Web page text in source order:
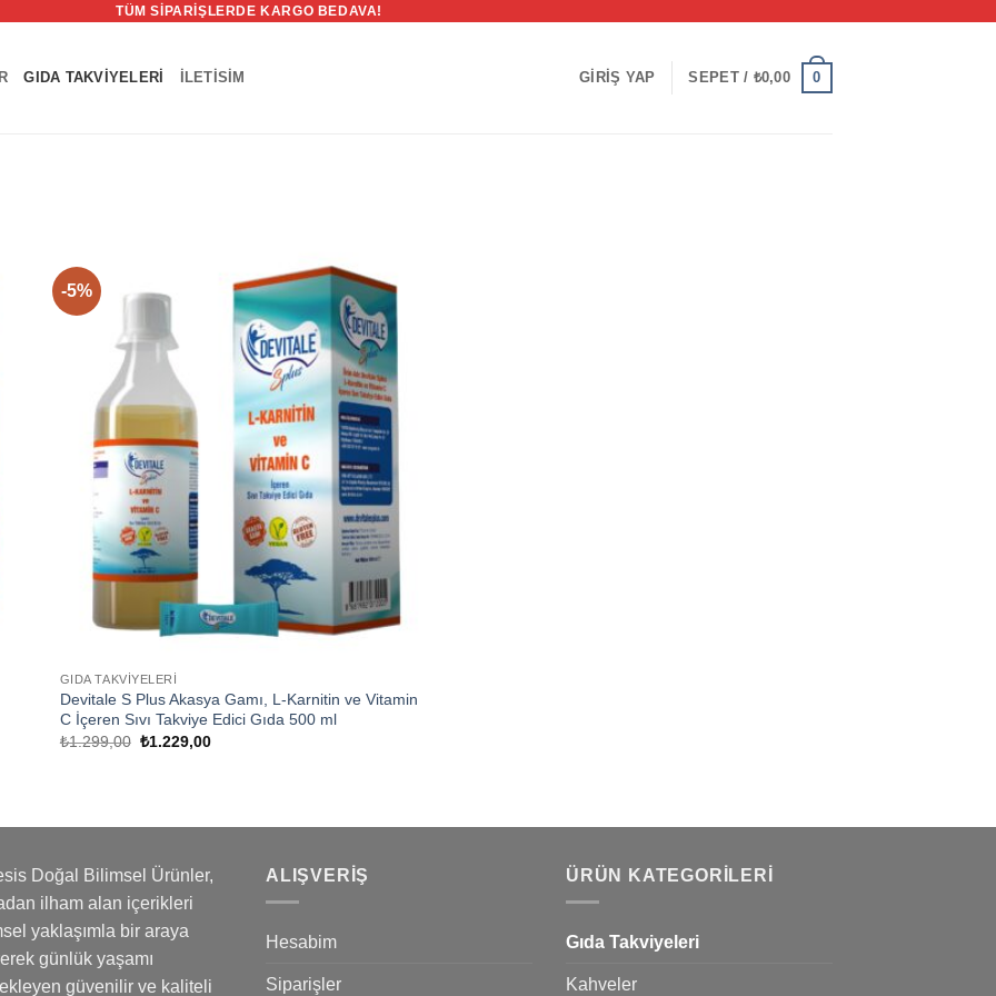
TÜM SIPARIŞLERDE KARGO BEDAVA!
GIDA TAKVIYELERI ILETISIM GIRIŞ YAP SEPET / ₺0,00 0
-5%
GIDA TAKVIYELERI
Devitale S Plus Akasya Gamı, L-Karnitin ve Vitamin
C İçeren Sıvı Takviye Edici Gıda 500 ml
₺1.299,00 Orijinal
₺1.229,00Şu
Doğal Bilimsel Ürünler,
ilham alan içerikleri
yaklaşımla bir araya
günlük yaşamı
güvenilir ve kaliteli
ALIŞVERIŞ
Hesabim
Siparişler
ÜRÜN KATEGORILERI
Gıda Takviyeleri
Kahveler